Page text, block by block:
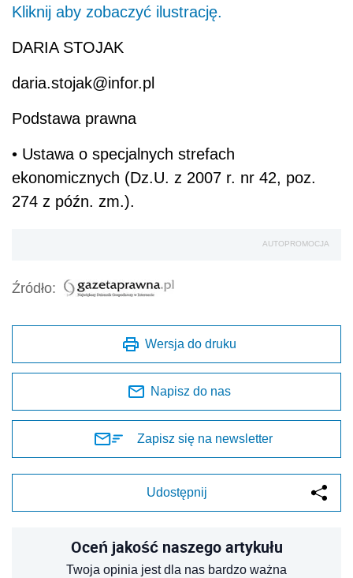
Kliknij aby zobaczyć ilustrację.
DARIA STOJAK
daria.stojak@infor.pl
Podstawa prawna
• Ustawa o specjalnych strefach
ekonomicznych (Dz.U. z 2007 r. nr 42, poz.
274 z późn. zm.).
AUTOPROMOCJA
Źródło:
Wersja do druku
Napisz do nas
Zapisz się na newsletter
Udostępnij
Oceń jakość naszego artykułu
Twoja opinia jest dla nas bardzo ważna